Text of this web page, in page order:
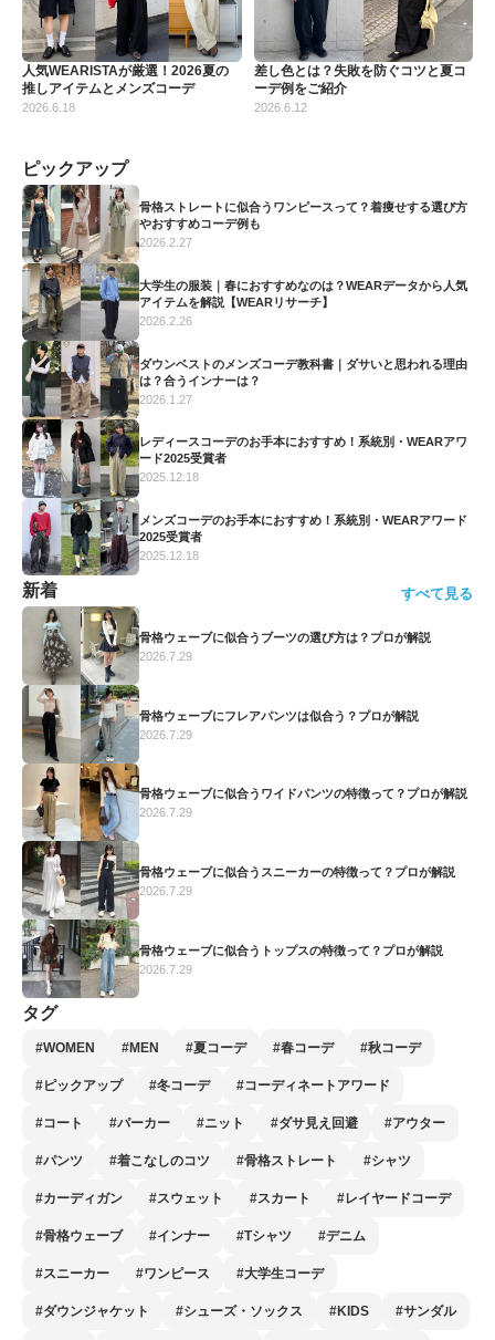
人気WEARISTAが厳選！2026夏の
推しアイテムとメンズコーデ
2026.6.18
差し色とは？失敗を防ぐコツと夏コ
ーデ例をご紹介
2026.6.12
ピックアップ
骨格ストレートに似合うワンピースって？着痩せする選び方
やおすすめコーデ例も
2026.2.27
大学生の服装｜春におすすめなのは？WEARデータから人気
アイテムを解説【WEARリサーチ】
2026.2.26
ダウンベストのメンズコーデ教科書｜ダサいと思われる理由
は？合うインナーは？
2026.1.27
レディースコーデのお手本におすすめ！系統別・WEARアワ
ード2025受賞者
2025.12.18
メンズコーデのお手本におすすめ！系統別・WEARアワード
2025受賞者
2025.12.18
新着 すべて見る
骨格ウェーブに似合うブーツの選び方は？プロが解説
2026.7.29
骨格ウェーブにフレアパンツは似合う？プロが解説
2026.7.29
骨格ウェーブに似合うワイドパンツの特徴って？プロが解説
2026.7.29
骨格ウェーブに似合うスニーカーの特徴って？プロが解説
2026.7.29
骨格ウェーブに似合うトップスの特徴って？プロが解説
2026.7.29
タグ
#WOMEN #MEN #夏コーデ #春コーデ #秋コーデ
#ピックアップ #冬コーデ #コーディネートアワード
#コート #パーカー #ニット #ダサ見え回避 #アウター
#パンツ #着こなしのコツ #骨格ストレート #シャツ
#カーディガン #スウェット #スカート #レイヤードコーデ
#骨格ウェーブ #インナー #Tシャツ #デニム
#スニーカー #ワンピース #大学生コーデ
#ダウンジャケット #シューズ・ソックス #KIDS #サンダル